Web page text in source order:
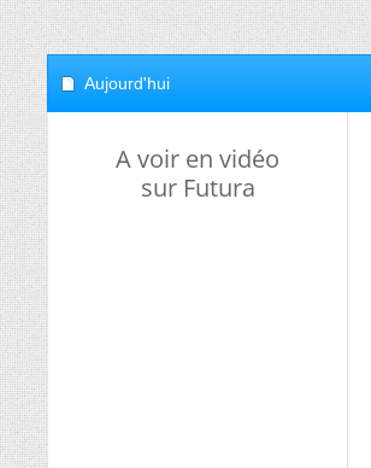
Aujourd'hui
A voir en vidéo
sur Futura